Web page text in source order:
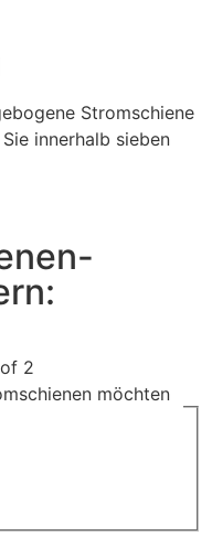
Stromschiene
innerhalb sieben
of 2
möchten